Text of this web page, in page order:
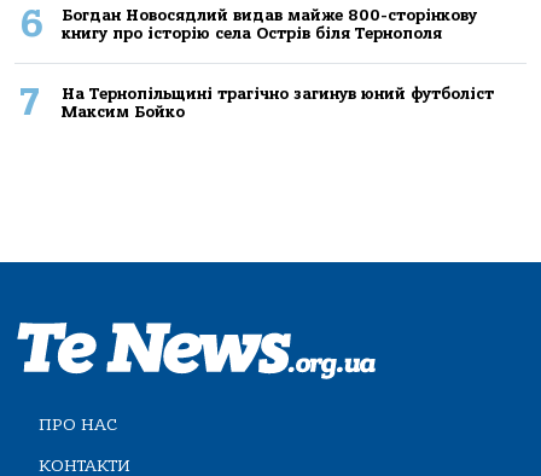
6
Богдан Новосядлий видав майже 800-сторінкову
книгу про історію села Острів біля Тернополя
7
На Тернопільщині трагічно загинув юний футболіст
Максим Бойко
ПРО НАС
КОНТАКТИ